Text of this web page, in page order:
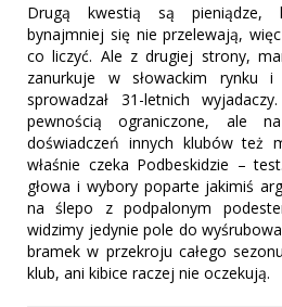
Drugą kwestią są pieniądze,
bynajmniej się nie przelewają,
co liczyć. Ale z drugiej strony,
zanurkuje w słowackim rynku i
sprowadzał 31-letnich
pewnością ograniczone, ale
doświadczeń innych klubów też
właśnie czeka Podbeskidzie –
głowa i wybory poparte jakimiś
na ślepo z podpalonym
widzimy jedynie pole do
bramek w przekroju całego
klub, ani kibice raczej nie oczekują.